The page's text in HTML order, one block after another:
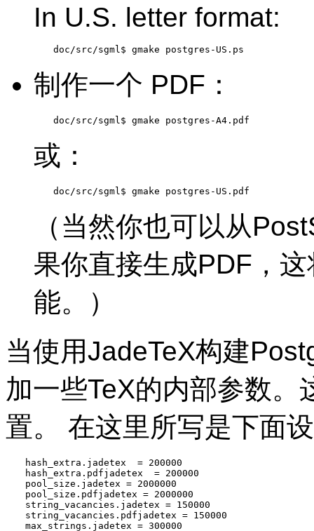
In U.S. letter format:
doc/src/sgml$ gmake postgres-US.ps
制作一个 PDF ：
doc/src/sgml$ gmake postgres-A4.pdf
或：
doc/src/sgml$ gmake postgres-US.pdf
（当然你也可以从
果你直接生成PDF ，
能。）
当使用JadeTeX构建
加一些TeX的内部参数。
置。 在这里所写是下面
hash_extra.jadetex  = 200000
hash_extra.pdfjadetex  = 200000
pool_size.jadetex = 2000000
pool_size.pdfjadetex = 2000000
string_vacancies.jadetex = 150000
string_vacancies.pdfjadetex = 150000
max_strings.jadetex = 300000